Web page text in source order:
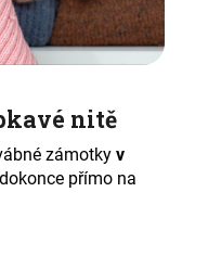
nitě
zámotky v
přímo na